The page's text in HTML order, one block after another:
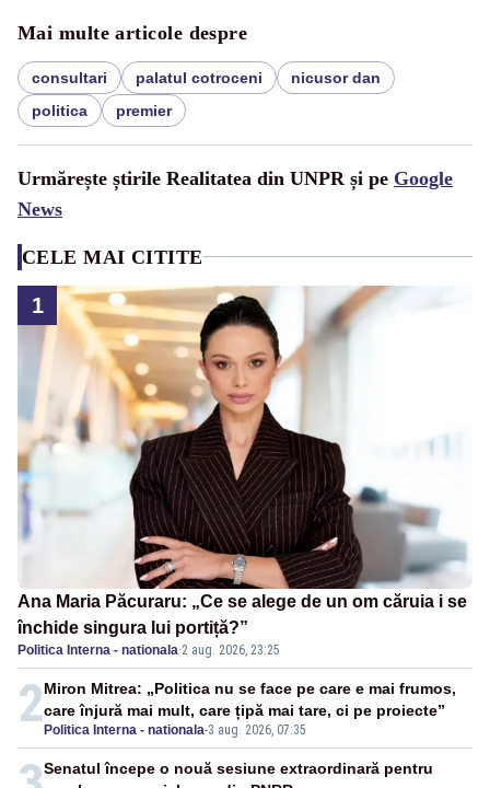
Mai multe articole despre
consultari palatul cotroceni
nicusor dan
politica
premier
Urmărește știrile Realitatea din UNPR și pe Google
News
CELE MAI CITITE
1
Ana Maria Păcuraru: „Ce se alege de un om căruia i se
închide singura lui portiță?”
Politica Interna - nationala·2 aug. 2026, 23:25
2 Politica Interna - nationala-3 aug. 2026, 07:35
Miron Mitrea: „Politica nu se face pe care e mai frumos,
care înjură mai mult, care țipă mai tare, ci pe proiecte”
Senatul începe o nouă sesiune extraordinară pentru